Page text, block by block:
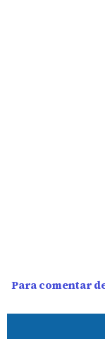
Para comentar